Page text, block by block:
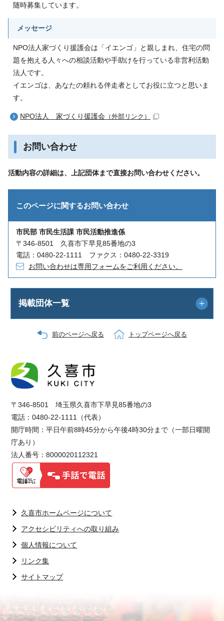
随時募集しています。
メッセージ
NPO法人家づくり援護会は「イエンゴ」と親しまれ、住宅の問
題を抱える人々への相談活動や手助けを行っている非営利活動
法人です。
イエンゴは、あなたの頼れる伴走者としてお役に立つと思いま
す。
NPO法人 家づくり援護会 （外部リンク）
お問い合わせ
活動内容の詳細は、上記団体まで直接お問い合わせください。
このページに関するお問い合わせ
市民部 市民生活課 市民活動推進係
〒346-8501 久喜市下早見85番地の3
電話：0480-22-1111 ファクス：0480-22-3319
お問い合わせは専用フォームをご利用ください。
掲載団体一覧
前のページへ戻る トップページへ戻る
〒346-8501 埼玉県久喜市下早見85番地の3
電話：0480-22-1111（代表）
開庁時間：平日午前8時45分から午後4時30分まで（一部日曜開
庁あり）
法人番号：8000020112321
久喜市ホームページについて
アクセシビリティへの取り組み
個人情報について
リンク集
サイトマップ